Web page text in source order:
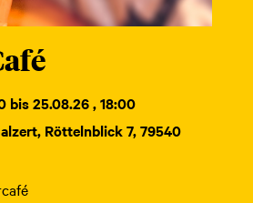
bis 25.08.26 , 18:00
Röttelnblick 7, 79540